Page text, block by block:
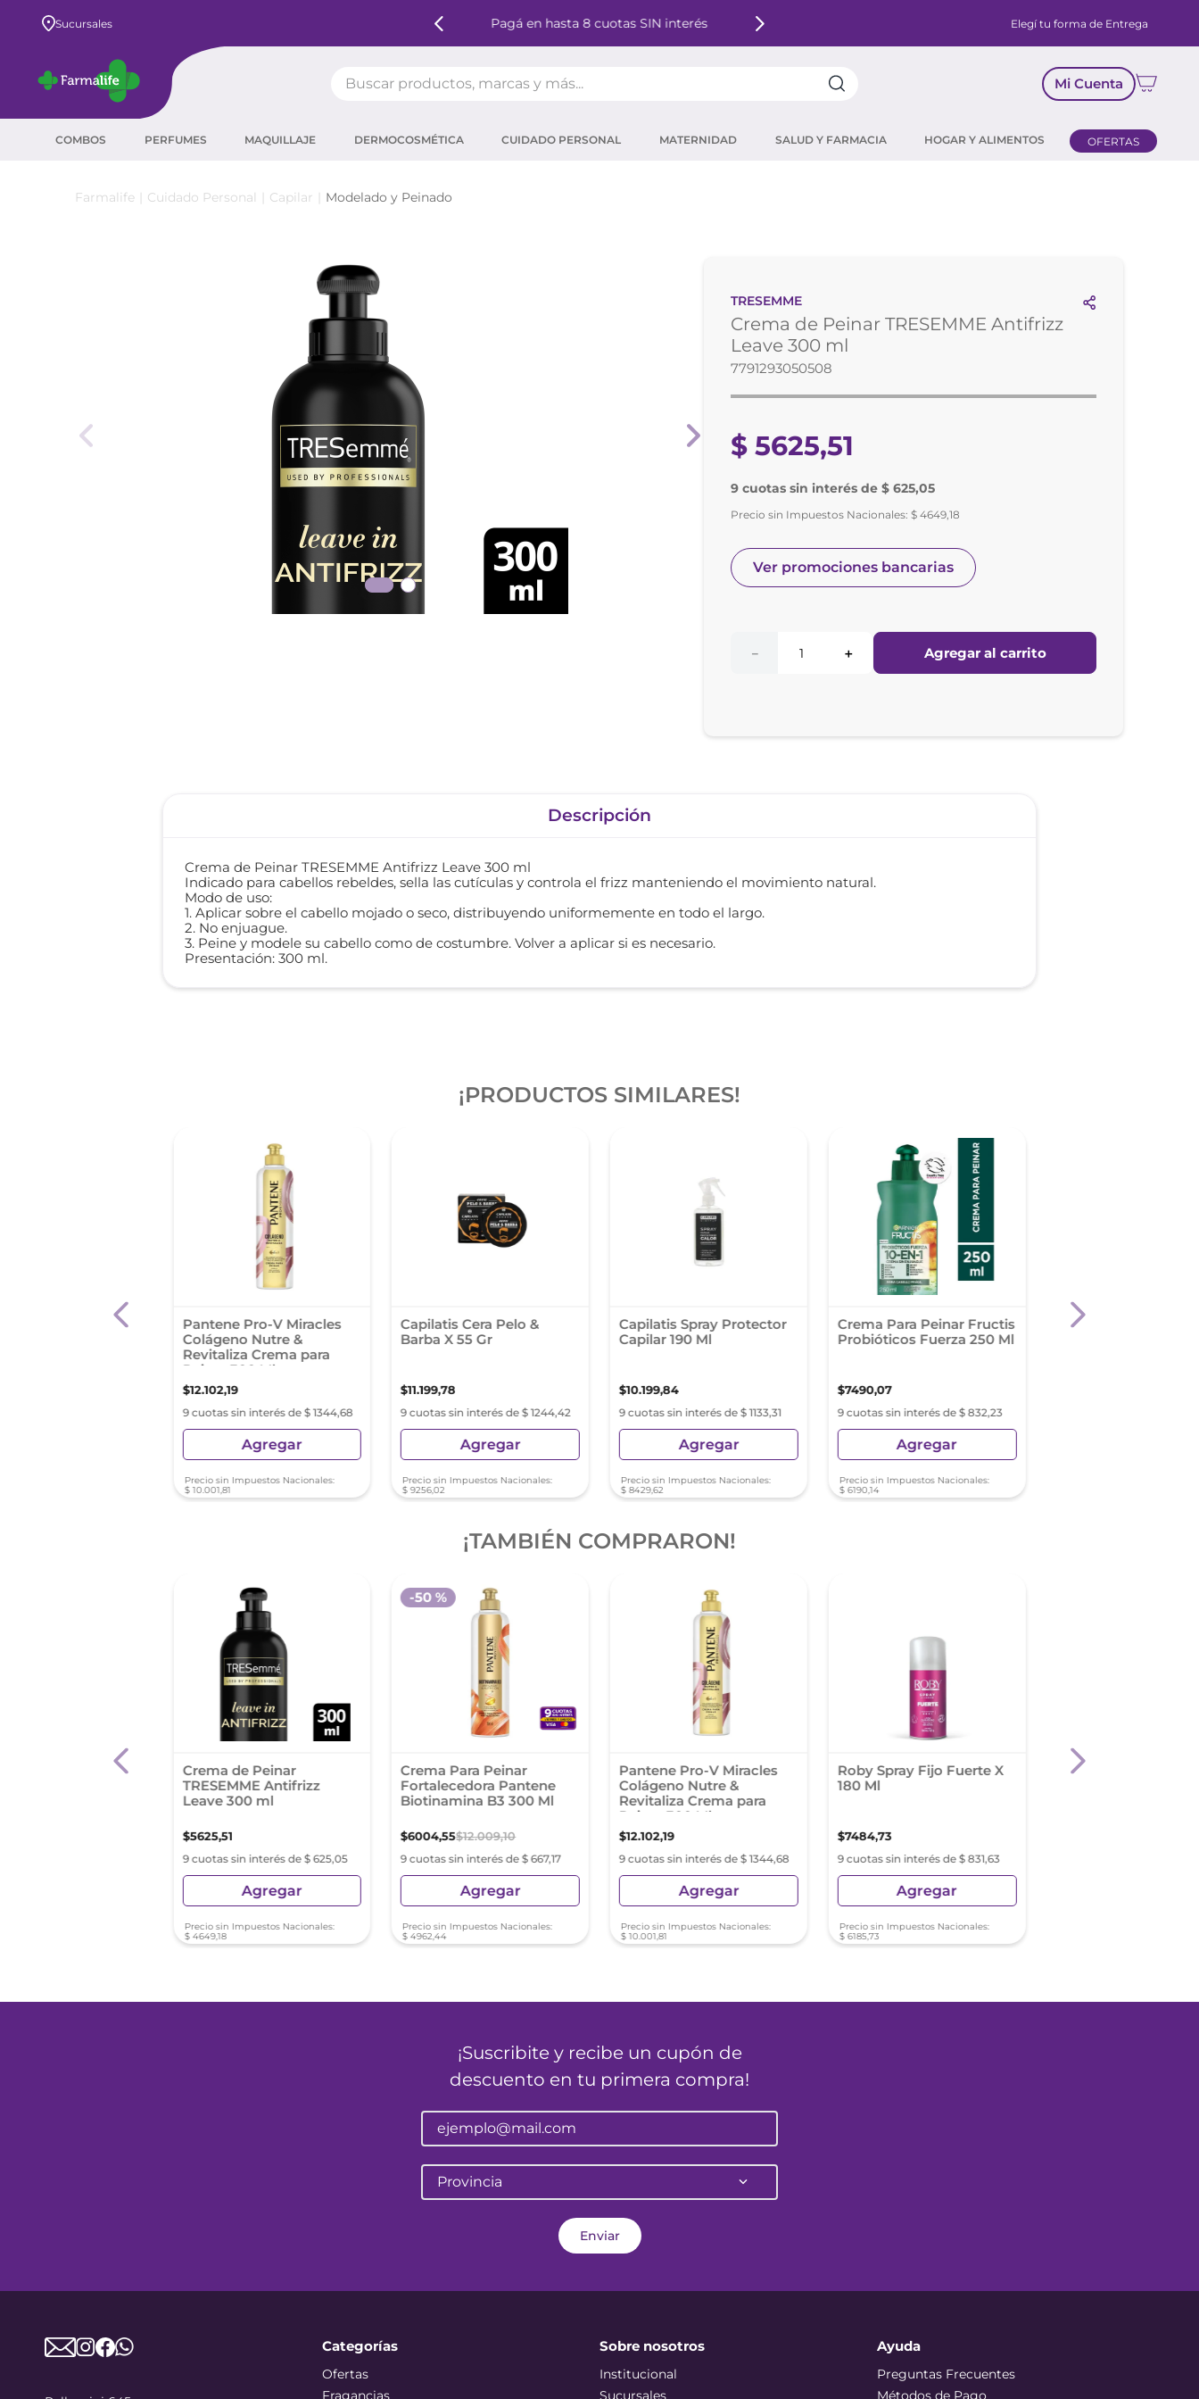
Sucursales Pagá en hasta 8 cuotas SIN interés Elegí tu forma de Entrega
Mi Cuenta
COMBOS PERFUMES MAQUILLAJE DERMOCOSMÉTICA CUIDADO PERSONAL MATERNIDAD SALUD Y FARMACIA HOGAR Y ALIMENTOS OFERTAS
Cuidado Personal Capilar Modelado y Peinado
TRESEMME
Crema de Peinar TRESEMME Antifrizz
Leave 300 ml
7791293050508
$ 5625,51
9 cuotas sin interés de $ 625,05
Precio sin Impuestos Nacionales:$ 4649,18
Ver promociones bancarias
＋
－ Agregar al carrito
Descripción
Crema de Peinar TRESEMME Antifrizz Leave 300 ml
Indicado para cabellos rebeldes, sella las cutículas y controla el frizz manteniendo el movimiento natural.
Modo de uso:
1. Aplicar sobre el cabello mojado o seco, distribuyendo uniformemente en todo el largo.
2. No enjuague.
3. Peine y modele su cabello como de costumbre. Volver a aplicar si es necesario.
Presentación: 300 ml.
¡PRODUCTOS SIMILARES!
para Peinar Elvive
Pantene Pro-V Miracles
Colágeno Nutre &
Revitaliza Crema para
Peinar 300 Ml
$12.102,19
9 cuotas sin interés de $ 1344,68
Agregar
Precio sin Impuestos Nacionales:
$ 10.001,81
Capilatis Cera Pelo &
Barba X 55 Gr
$11.199,78
9 cuotas sin interés de $ 1244,42
Agregar
Precio sin Impuestos Nacionales:
$ 9256,02
Capilatis Spray Protector
Capilar 190 Ml
$10.199,84
9 cuotas sin interés de $ 1133,31
Agregar
Precio sin Impuestos Nacionales:
$ 8429,62
Crema Para Peinar Fructis
Probióticos Fuerza 250 Ml
$7490,07
9 cuotas sin interés de $ 832,23
Agregar
Precio sin Impuestos Nacionales:
$ 6190,14
Spray Fijador
¡TAMBIÉN COMPRARON!
Crema de Peinar
TRESEMME Antifrizz
Leave 300 ml
$5625,51
9 cuotas sin interés de $ 625,05
Agregar
Precio sin Impuestos Nacionales:
$ 4649,18
Crema Para Peinar
Fortalecedora Pantene
Biotinamina B3 300 Ml
$6004,55$12.009,10
9 cuotas sin interés de $ 667,17
-50 %
Agregar
Precio sin Impuestos Nacionales:
$ 4962,44
Pantene Pro-V Miracles
Colágeno Nutre &
Revitaliza Crema para
Peinar 300 Ml
$12.102,19
9 cuotas sin interés de $ 1344,68
Agregar
Precio sin Impuestos Nacionales:
$ 10.001,81
Roby Spray Fijo Fuerte X
180 Ml
$7484,73
9 cuotas sin interés de $ 831,63
Agregar
Precio sin Impuestos Nacionales:
$ 6185,73
Máscara De
¡Suscribite y recibe un cupón de
descuento en tu primera compra!
Provincia
Enviar
Categorías
Ofertas
Fragancias
Sobre nosotros
Institucional
Sucursales
Ayuda
Preguntas Frecuentes
Métodos de Pago
proteina
máscara pestañas
retinol
roche posay